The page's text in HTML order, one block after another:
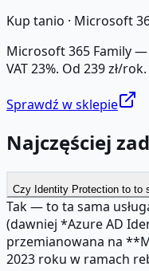
Kup tanio · Microsoft
Microsoft 365 Family
VAT 23%. Od 239 zł/rok.
Sprawdź w sklepie
Najczęściej
Czy Identity Protection to to
Tak — to ta sama
(dawniej *Azure AD
przemianowana na
2023 roku w ramach